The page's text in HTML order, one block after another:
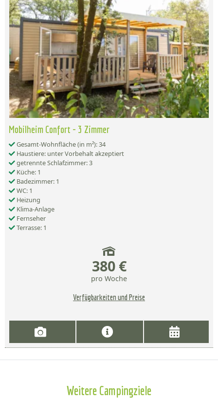
Mobilheim Confort - 3 Zimmer
Gesamt-Wohnfläche (in m²): 34
Haustiere: unter Vorbehalt akzeptiert
getrennte Schlafzimmer: 3
Küche: 1
Badezimmer: 1
WC: 1
Heizung
Klima-Anlage
Fernseher
Terrasse: 1
380 €
pro Woche
Verfügbarkeiten und Preise
Weitere Campingziele